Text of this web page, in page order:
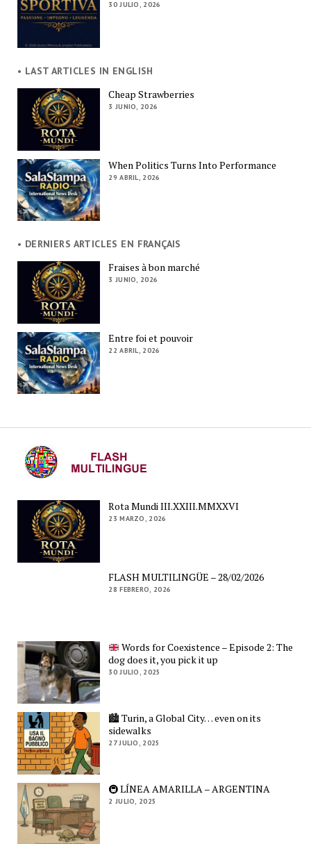
30 JULIO, 2026
• LAST ARTICLES IN ENGLISH
Cheap Strawberries
3 JUNIO, 2026
When Politics Turns Into Performance
29 ABRIL, 2026
• DERNIERS ARTICLES EN FRANÇAIS
Fraises à bon marché
3 JUNIO, 2026
Entre foi et pouvoir
22 ABRIL, 2026
Rota Mundi III.XXIII.MMXXVI
23 MARZO, 2026
FLASH MULTILINGÜE – 28/02/2026
28 FEBRERO, 2026
Words for Coexistence – Episode 2: The
dog does it, you pick it up
30 JULIO, 2025
🏙️ Turin, a Global City… even on its
sidewalks
27 JULIO, 2025
🚇 LÍNEA AMARILLA – ARGENTINA
2 JULIO, 2025